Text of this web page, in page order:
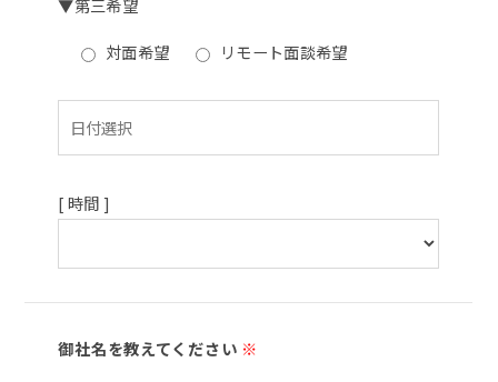
▼第三希望
対面希望 リモート面談希望
[ 時間 ]
御社名を教えてください ※